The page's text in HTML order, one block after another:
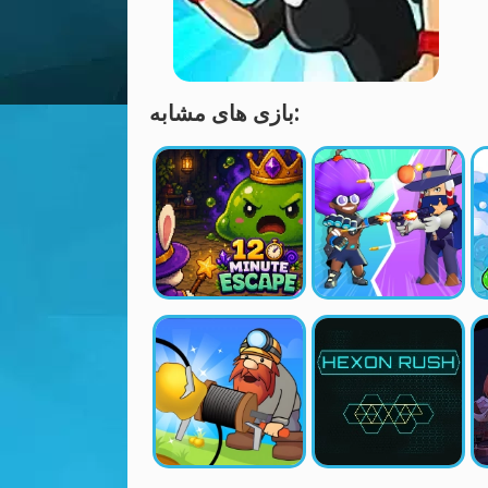
بازی های مشابه: